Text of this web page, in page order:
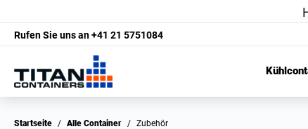
Rufen Sie uns an+41 21 5751084
Startseite / Alle Container / Zubehör